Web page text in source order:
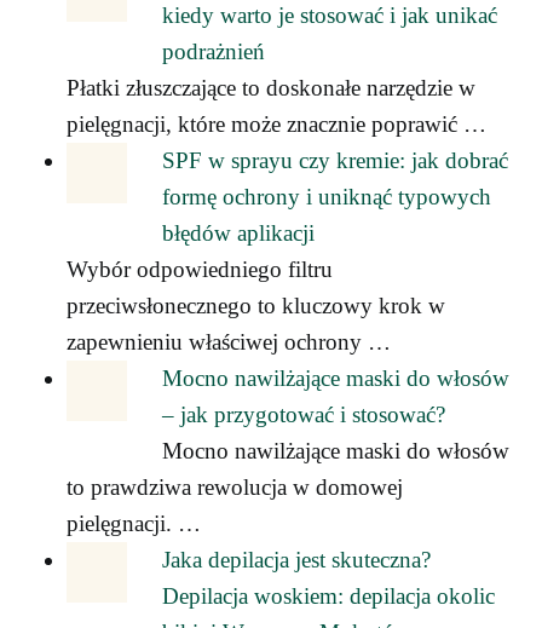
kiedy warto je stosować i jak unikać
podrażnień
Płatki złuszczające to doskonałe narzędzie w
pielęgnacji, które może znacznie poprawić …
SPF w sprayu czy kremie: jak dobrać
formę ochrony i uniknąć typowych
błędów aplikacji
Wybór odpowiedniego filtru
przeciwsłonecznego to kluczowy krok w
zapewnieniu właściwej ochrony …
Mocno nawilżające maski do włosów
– jak przygotować i stosować?
Mocno nawilżające maski do włosów
to prawdziwa rewolucja w domowej
pielęgnacji. …
Jaka depilacja jest skuteczna?
Depilacja woskiem: depilacja okolic